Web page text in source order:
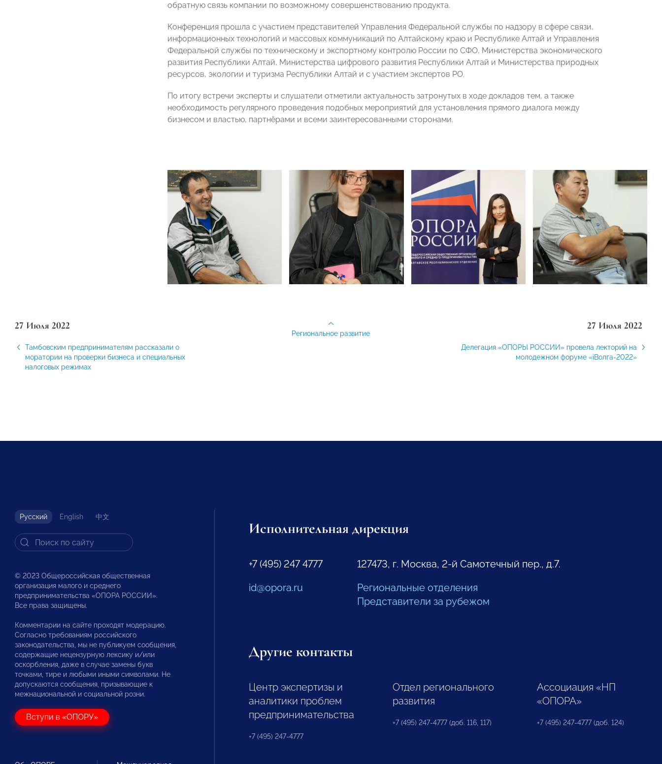
обратную связь компании по возможному совершенствованию продукта.
Конференция прошла с участием представителей Управления Федеральной службы по надзору в сфере связи,
информационных технологий и массовых коммуникаций по Алтайскому краю и Республике Алтай и Управления
Федеральной службы по техническому и экспортному контролю России по СФО, Министерства экономического
развития Республики Алтай, Министерства цифрового развития Республики Алтай и Министерства природных
ресурсов, экологии и туризма Республики Алтай и с участием экспертов РО.
По итогу встречи эксперты и слушатели отметили актуальность затронутых в ходе докладов тем, а также
необходимость регулярного проведения подобных мероприятий для установления прямого диалога между
бизнесом и властью, партнёрами и всеми заинтересованными сторонами.
27 Июля 2022
Тамбовским предпринимателям рассказали о
моратории на проверки бизнеса и специальных
налоговых режимах
27 Июля 2022
Делегация «ОПОРЫ РОССИИ» провела лекторий на
молодежном форуме «iВолга-2022»
Региональное развитие
Русский English 中文
© 2023 Общероссийская общественная
организация малого и среднего
предпринимательства «ОПОРА РОССИИ».
Все права защищены.
Комментарии на сайте проходят модерацию.
Согласно требованиям российского
законодательства, мы не публикуем сообщения,
содержащие нецензурную лексику и/или
оскорбления, даже в случае замены букв
точками, тире и любыми иными символами. Не
допускаются сообщения, призывающие к
межнациональной и социальной розни.
Вступи в «ОПОРУ»
Исполнительная дирекция
+7 (495) 247 4777
id@opora.ru
127473, г. Москва, 2-й Самотечный пер., д.7.
Региональные отделения
Представители за рубежом
Другие контакты
Центр экспертизы и
аналитики проблем
предпринимательства
+7 (495) 247-4777
Отдел регионального
развития
+7 (495) 247-4777 (доб. 116, 117)
Ассоциация «НП
«ОПОРА»
+7 (495) 247-4777 (доб. 124)